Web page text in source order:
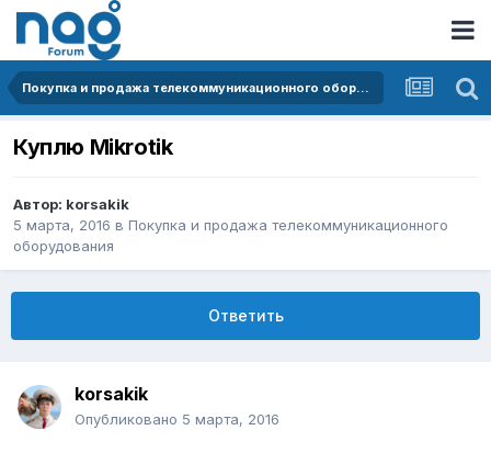
Покупка и продажа телекоммуникационного оборудования
Куплю Mikrotik
Автор: korsakik
5 марта, 2016 в Покупка и продажа телекоммуникационного
оборудования
Ответить
korsakik
Опубликовано 5 марта, 2016